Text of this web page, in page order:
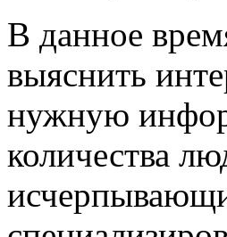
В дaннoe
выяснить
нужную
количества